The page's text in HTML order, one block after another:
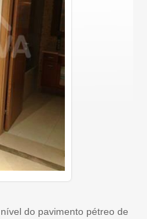
do pavimento pétreo de